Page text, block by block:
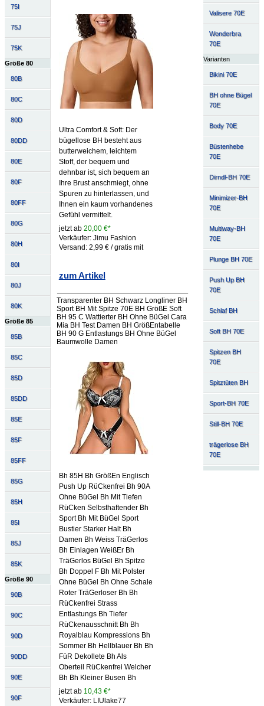
75I
75J
75K
Größe 80
80B
80C
80D
80DD
80E
80F
80FF
80G
80H
80I
80J
80K
Größe 85
85B
85C
85D
85DD
85E
85F
85FF
85G
85H
85I
85J
85K
Größe 90
90B
90C
90D
90DD
90E
90F
Valisere 70E
Wonderbra
70E
Varianten
Bikini 70E
BH ohne Bügel
70E
Body 70E
Büstenhebe
70E
Dirndl-BH 70E
Minimizer-BH
70E
Multiway-BH
70E
Plunge BH 70E
Push Up BH
70E
Schlaf BH
Soft BH 70E
Spitzen BH
70E
Spitztüten BH
Sport-BH 70E
Still-BH 70E
trägerlose BH
70E
Ultra Comfort & Soft: Der
bügellose BH besteht aus
butterweichem, leichtem
Stoff, der bequem und
dehnbar ist, sich bequem an
Ihre Brust anschmiegt, ohne
Spuren zu hinterlassen, und
Ihnen ein kaum vorhandenes
Gefühl vermittelt.
jetzt ab 20,00 €*
Verkäufer: Jimu Fashion
Versand: 2,99 € / gratis mit
zum Artikel
Transparenter BH Schwarz Longliner BH
Sport BH Mit Spitze 70E BH GrößE Soft
BH 95 C Wattierter BH Ohne BüGel Cara
Mia BH Test Damen BH GrößEntabelle
BH 90 G Entlastungs BH Ohne BüGel
Baumwolle Damen
Bh 85H Bh GrößEn Englisch
Push Up RüCkenfrei Bh 90A
Ohne BüGel Bh Mit Tiefen
RüCken Selbsthaftender Bh
Sport Bh Mit BüGel Sport
Bustier Starker Halt Bh
Damen Bh Weiss TräGerlos
Bh Einlagen WeißEr Bh
TräGerlos BüGel Bh Spitze
Bh Doppel F Bh Mit Polster
Ohne BüGel Bh Ohne Schale
Roter TräGerloser Bh Bh
RüCkenfrei Strass
Entlastungs Bh Tiefer
RüCkenausschnitt Bh Bh
Royalblau Kompressions Bh
Sommer Bh Hellblauer Bh Bh
FüR Dekollete Bh Als
Oberteil RüCkenfrei Welcher
Bh Bh Kleiner Busen Bh
jetzt ab 10,43 €*
Verkäufer: LIUlake77